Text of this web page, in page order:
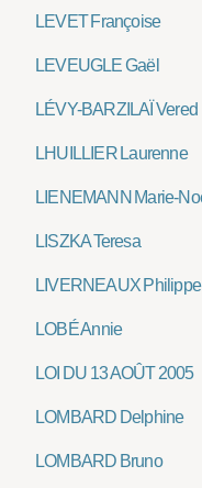
LEVET Françoise
LEVEUGLE Gaël
LÉVY-BARZILAÏ Vered
LHUILLIER Laurenne
LIENEMANN Marie-
LISZKA Teresa
LIVERNEAUX Philippe
LOBÉ Annie
LOI DU 13 AOÛT 2005
LOMBARD Delphine
LOMBARD Bruno